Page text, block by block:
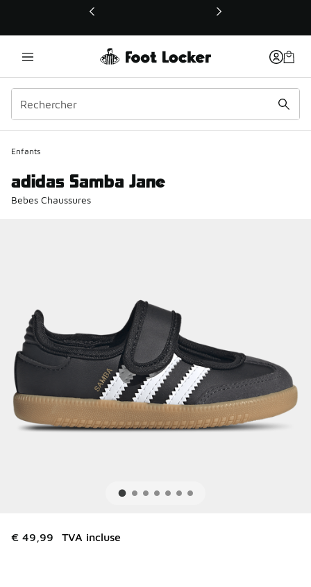
Ce lien ouvrira une nouvelle fenêtre
Enfants
adidas Samba Jane
Bebes Chaussures
€ 49,99 TVA incluse